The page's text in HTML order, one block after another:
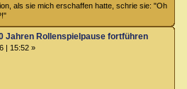
als sie mich erschaffen hatte, schrie sie: "Oh
Jahren Rollenspielpause fortführen
| 15:52 »